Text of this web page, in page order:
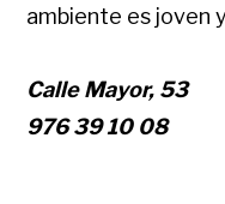
ambiente es joven
Calle Mayor, 53
976 39 10 08